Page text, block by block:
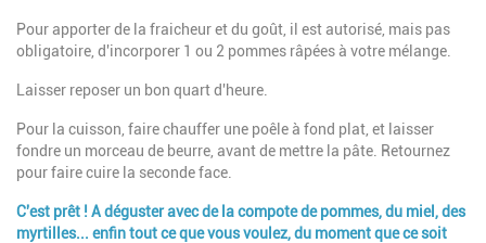
Pour apporter de la fraicheur et du goût, il est autorisé, mais pas
obligatoire, d'incorporer 1 ou 2 pommes râpées à votre mélange.
Laisser reposer un bon quart d'heure.
Pour la cuisson, faire chauffer une poêle à fond plat, et laisser
fondre un morceau de beurre, avant de mettre la pâte. Retournez
pour faire cuire la seconde face.
C'est prêt ! A déguster avec de la compote de pommes, du miel, des
myrtilles... enfin tout ce que vous voulez, du moment que ce soit